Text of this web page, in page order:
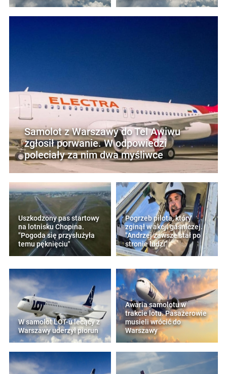
Samolot z Warszawy do Tel Awiwu
zgłosił porwanie. W odpowiedzi
poleciały za nim dwa myśliwce
Uszkodzony pas startowy
na lotnisku Chopina.
"Pogoda się przysłużyła
temu pęknięciu"
Pogrzeb pilota, który
zginął w akcji gaśniczej.
"Andrzej zawsze stał po
stronie ludzi"
W samolot LOT-u lecący z
Warszawy uderzył piorun
Awaria samolotu w
trakcie lotu. Pasażerowie
musieli wrócić do
Warszawy